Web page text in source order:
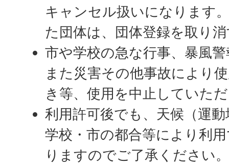
キャンセル扱いになります
た団体は、団体登録を取り
市や学校の急な行事、暴風
また災害その他事故により
き等、使用を中止していた
利用許可後でも、天候（運
学校・市の都合等により利
りますのでご了承ください